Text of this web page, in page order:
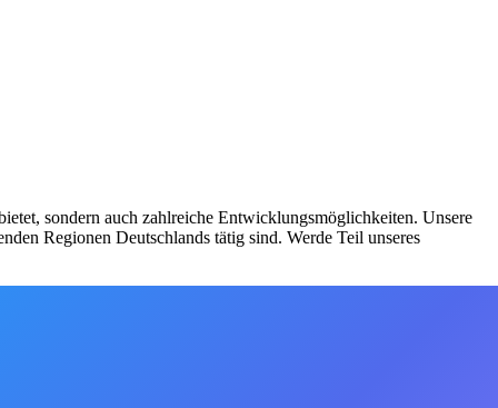
sondern auch zahlreiche Entwicklungsmöglichkeiten. Unsere
Regionen Deutschlands tätig sind. Werde Teil unseres